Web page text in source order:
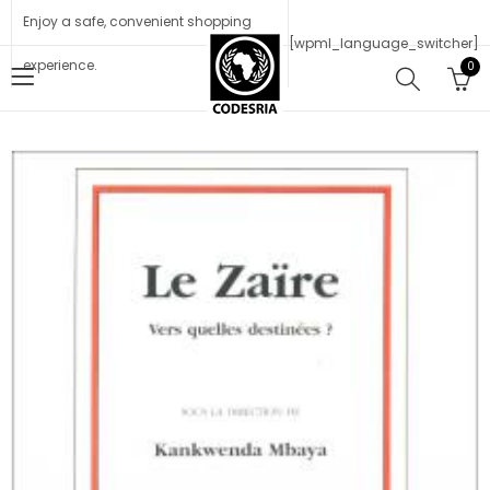
Enjoy a safe, convenient shopping
experience.
[wpml_language_switcher]
0